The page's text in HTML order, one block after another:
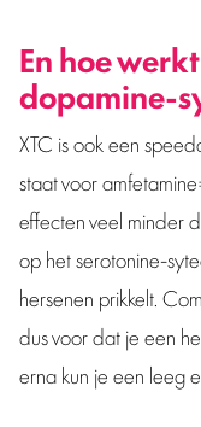
En hoe
dopamine-
XTC is ook een
staat voor
effecten veel minder
op het serotonine-
hersenen prikkelt.
dus voor dat je een
erna kun je een leeg